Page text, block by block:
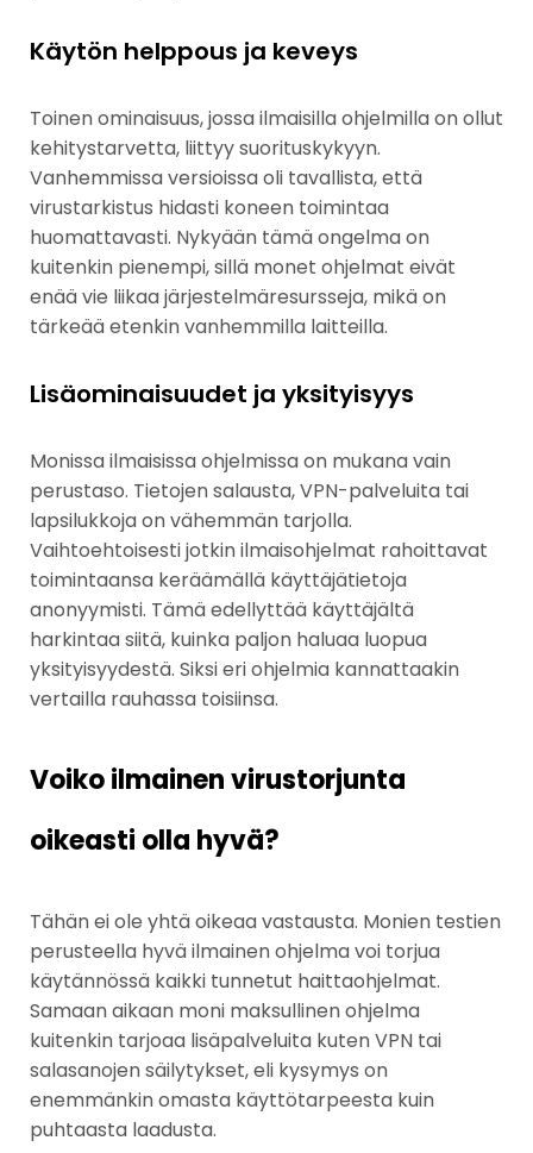
Käytön helppous ja keveys
Toinen ominaisuus, jossa ilmaisilla ohjelmilla on ollut
kehitystarvetta, liittyy suorituskykyyn.
Vanhemmissa versioissa oli tavallista, että
virustarkistus hidasti koneen toimintaa
huomattavasti. Nykyään tämä ongelma on
kuitenkin pienempi, sillä monet ohjelmat eivät
enää vie liikaa järjestelmäresursseja, mikä on
tärkeää etenkin vanhemmilla laitteilla.
Lisäominaisuudet ja yksityisyys
Monissa ilmaisissa ohjelmissa on mukana vain
perustaso. Tietojen salausta, VPN-palveluita tai
lapsilukkoja on vähemmän tarjolla.
Vaihtoehtoisesti jotkin ilmaisohjelmat rahoittavat
toimintaansa keräämällä käyttäjätietoja
anonyymisti. Tämä edellyttää käyttäjältä
harkintaa siitä, kuinka paljon haluaa luopua
yksityisyydestä. Siksi eri ohjelmia kannattaakin
vertailla rauhassa toisiinsa.
Voiko ilmainen virustorjunta
oikeasti olla hyvä?
Tähän ei ole yhtä oikeaa vastausta. Monien testien
perusteella hyvä ilmainen ohjelma voi torjua
käytännössä kaikki tunnetut haittaohjelmat.
Samaan aikaan moni maksullinen ohjelma
kuitenkin tarjoaa lisäpalveluita kuten VPN tai
salasanojen säilytykset, eli kysymys on
enemmänkin omasta käyttötarpeesta kuin
puhtaasta laadusta.